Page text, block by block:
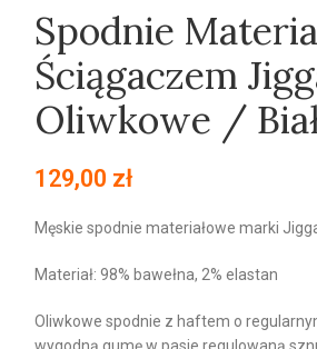
Spodnie
Ściągaczem
Oliwkowe /
129,00 zł
Męskie spodnie materiałowe marki
Materiał: 98% bawełna, 2% elastan
Oliwkowe spodnie z haftem o